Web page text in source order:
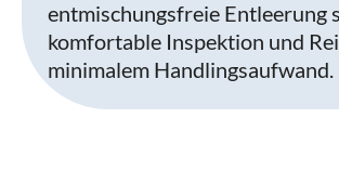
entmischungsfreie Entleerung
komfortable Inspektion und
minimalem Handlingsaufwand.